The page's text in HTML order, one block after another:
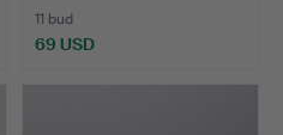
11 bud
69 USD